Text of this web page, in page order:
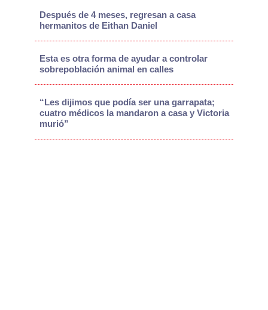
Después de 4 meses, regresan a casa
hermanitos de Eithan Daniel
Esta es otra forma de ayudar a controlar
sobrepoblación animal en calles
“Les dijimos que podía ser una garrapata;
cuatro médicos la mandaron a casa y Victoria
murió”